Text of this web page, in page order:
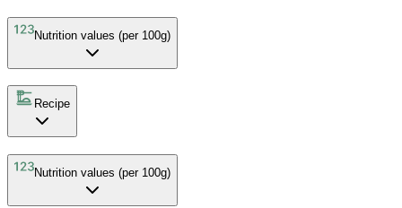
Nutrition values (per 100g)
Recipe
Nutrition values (per 100g)